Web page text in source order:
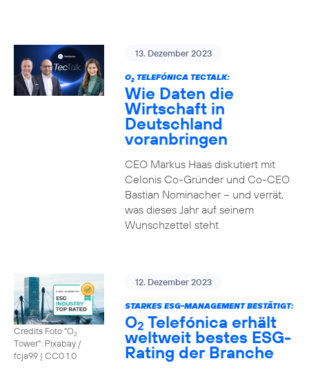
13. Dezember 2023
O2TELEFÓNICA TECTALK:
Wie Daten die
Wirtschaft in
Deutschland
voranbringen
CEO Markus Haas diskutiert mit
Celonis Co-Gründer und Co-CEO
Bastian Nominacher – und verrät,
was dieses Jahr auf seinem
Wunschzettel steht
Credits Foto "O2
Tower": Pixabay /
fcja99 | CC0 1.0
12. Dezember 2023
STARKES ESG-MANAGEMENT BESTÄTIGT:
O2 Telefónica erhält
weltweit bestes ESG-
Rating der Branche